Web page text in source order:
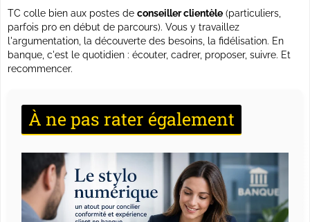
TC colle bien aux postes de conseiller clientèle (particuliers,
parfois pro en début de parcours). Vous y travaillez
l'argumentation, la découverte des besoins, la fidélisation. En
banque, c'est le quotidien : écouter, cadrer, proposer, suivre. Et
recommencer.
À ne pas rater également